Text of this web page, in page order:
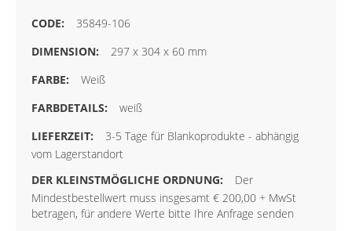
35849-106
297 x 304 x 60 mm
Weiß
weiß
3-5 Tage für Blankoprodukte - abhängig
vom Lagerstandort
Der
Mindestbestellwert muss insgesamt € 200,00 + MwSt
betragen, für andere Werte bitte Ihre Anfrage senden